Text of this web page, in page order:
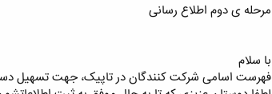
مرحله ی دوم اطلاع رسانی
با سلام
فهرست اسامی شرکت کنندگان در تاپیک، جهت تسهیل